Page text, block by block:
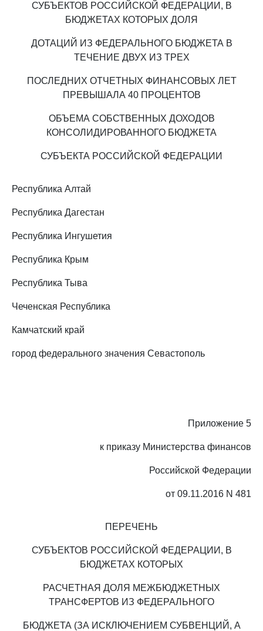
СУБЪЕКТОВ РОССИЙСКОЙ ФЕДЕРАЦИИ, В
БЮДЖЕТАХ КОТОРЫХ ДОЛЯ
ДОТАЦИЙ ИЗ ФЕДЕРАЛЬНОГО БЮДЖЕТА В
ТЕЧЕНИЕ ДВУХ ИЗ ТРЕХ
ПОСЛЕДНИХ ОТЧЕТНЫХ ФИНАНСОВЫХ ЛЕТ
ПРЕВЫШАЛА 40 ПРОЦЕНТОВ
ОБЪЕМА СОБСТВЕННЫХ ДОХОДОВ
КОНСОЛИДИРОВАННОГО БЮДЖЕТА
СУБЪЕКТА РОССИЙСКОЙ ФЕДЕРАЦИИ
Республика Алтай
Республика Дагестан
Республика Ингушетия
Республика Крым
Республика Тыва
Чеченская Республика
Камчатский край
город федерального значения Севастополь
Приложение 5
к приказу Министерства финансов
Российской Федерации
от 09.11.2016 N 481
ПЕРЕЧЕНЬ
СУБЪЕКТОВ РОССИЙСКОЙ ФЕДЕРАЦИИ, В
БЮДЖЕТАХ КОТОРЫХ
РАСЧЕТНАЯ ДОЛЯ МЕЖБЮДЖЕТНЫХ
ТРАНСФЕРТОВ ИЗ ФЕДЕРАЛЬНОГО
БЮДЖЕТА (ЗА ИСКЛЮЧЕНИЕМ СУБВЕНЦИЙ, А